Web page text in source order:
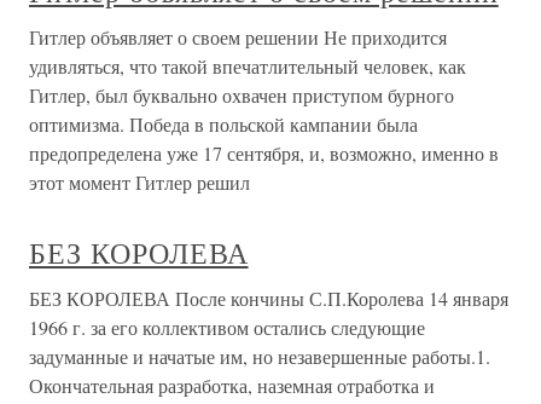
Гитлер объявляет о своем решении Не приходится
удивляться, что такой впечатлительный человек, как
Гитлер, был буквально охвачен приступом бурного
оптимизма. Победа в польской кампании была
предопределена уже 17 сентября, и, возможно, именно в
этот момент Гитлер решил
БЕЗ КОРОЛЕВА
БЕЗ КОРОЛЕВА После кончины С.П.Королева 14 января
1966 г. за его коллективом остались следующие
задуманные и начатые им, но незавершенные работы.1.
Окончательная разработка, наземная отработка и